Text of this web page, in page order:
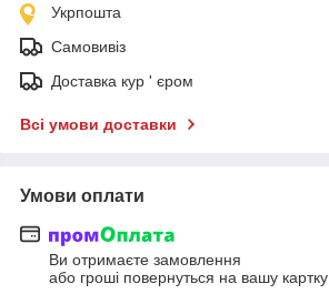
Укрпошта
Самовивіз
Доставка кур ' єром
Всі умови доставки
Умови оплати
Ви отримаєте замовлення
або гроші повернуться на вашу картку